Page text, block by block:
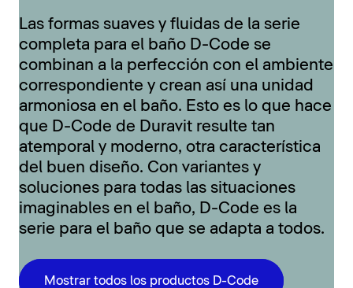
Las formas suaves y fluidas de la serie
completa para el baño D-Code se
combinan a la perfección con el ambiente
correspondiente y crean así una unidad
armoniosa en el baño. Esto es lo que hace
que D-Code de Duravit resulte tan
atemporal y moderno, otra característica
del buen diseño. Con variantes y
soluciones para todas las situaciones
imaginables en el baño, D-Code es la
serie para el baño que se adapta a todos.
Mostrar todos los productos D-Code